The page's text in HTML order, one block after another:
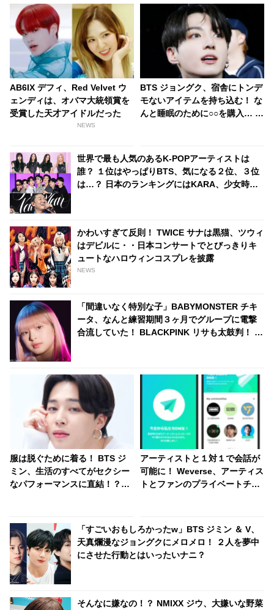
AB6IX デフィ、Red Velvet ウ
ェンディは、オバマ大統領賞を
受賞した天才アイドルだった
NEWS
BTS ジョングク、宿舎にトンデ
モないアイテムを持ち込む！ な
んと睡眠のために○○を購入… メ
世界で最も人気のあるK-POPアーティストは
誰？ １位はやっぱりBTS、気になる２位、３位
は…？ 日本のランキングにはKARA、少女時代
かわいすぎて反則！ TWICE サナは黒猫、ツウィ
はデビルに・・日本コンサートでとびっきりキ
ュートなハロウィンコスプレを披露
NEWS
「間違いなく特別な子」BABYMONSTER チキ
ータ、なんと練習期間３ヶ月でグループに電撃
合流していた！ BLACKPINK リサも太鼓判！ 圧
服は脱ぐために着る！ BTS ジ
ミン、生活のすべてがセクシー
なパフォーマンスに直結！？
アーティストと１対１で会話が
可能に！ Weverse、アーティス
トとファンのプライベートチャ
「すごいおもしろかったw」BTS ジミン ＆ V、
天真爛漫なジョングクにメロメロ！ ２人を夢中
にさせた行動とはいったいナニ？
そんなに嫌なの！？ NMIXX ジウ、大嫌いな野菜